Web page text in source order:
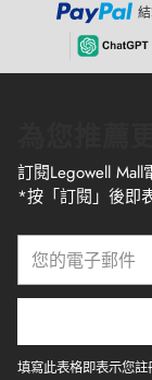
訂閱Legowell
*按「訂閱」後即
電
郵
件
填寫此表格即表示您